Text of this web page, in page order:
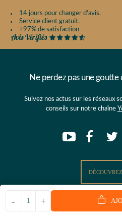
+
-
14 jours pour changer d'avis.
Service client gratuit.
+97% de satisfaction
Ne perdez pas une goutte
Suivez nos actus sur les réseaux
conseils sur notre chaîne